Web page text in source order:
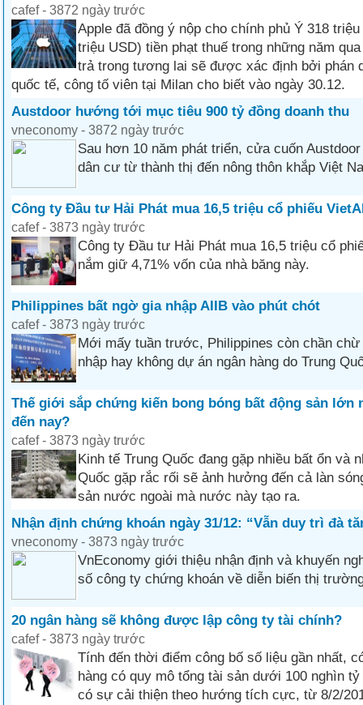
cafef - 3872 ngày trước
Apple đã đồng ý nộp cho chính phủ Ý 318
triệu USD) tiền phạt thuế trong những năm
trả trong tương lai sẽ được xác định bởi phán
quốc tế, công tố viên tại Milan cho biết vào ngày 30.12.
Austdoor hướng tới mục tiêu 900 tỷ đồng doanh thu
vneconomy - 3872 ngày trước
Sau hơn 10 năm phát triển, cửa cuốn
dân cư từ thành thị đến nông thôn khắp Việt
Công ty Đầu tư Hải Phát mua 16,5 triệu cổ phiếu
cafef - 3873 ngày trước
Công ty Đầu tư Hải Phát mua 16,5 triệu cổ
nắm giữ 4,71% vốn của nhà băng này.
Philippines bất ngờ gia nhập AIIB vào phút chót
cafef - 3873 ngày trước
Mới mấy tuần trước, Philippines còn chần
nhập hay không dự án ngân hàng do Trung
Thế giới sắp chứng kiến bong bóng bất động sản
đến nay?
cafef - 3873 ngày trước
Kinh tế Trung Quốc đang gặp nhiều bất ổn và
Quốc gặp rắc rối sẽ ảnh hưởng đến cả làn
sản nước ngoài mà nước này tạo ra.
Nhận định chứng khoán ngày 31/12: “Vẫn duy trì đà
vneconomy - 3873 ngày trước
VnEconomy giới thiệu nhận định và khuyến
số công ty chứng khoán về diễn biến thị
20 ngân hàng sẽ không được lập công ty tài chính?
cafef - 3873 ngày trước
Tính đến thời điểm công bố số liệu gần nhất,
hàng có quy mô tổng tài sản dưới 100 nghìn
có sự cải thiện theo hướng tích cực, từ 8/2/